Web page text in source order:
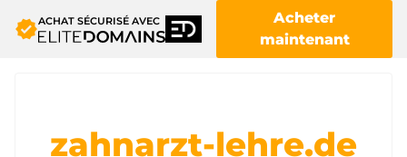
verifiedACHAT SÉCURISÉ AVEC
Acheter
maintenant
zahnarzt-lehre.de